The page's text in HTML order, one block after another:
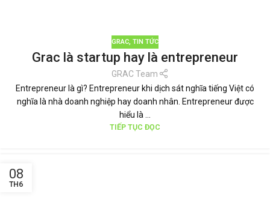
GRAC, TIN TỨC
Grac là startup hay là entrepreneur
GRAC Team
Entrepreneur là gì? Entrepreneur khi dịch sát nghĩa tiếng Việt có
nghĩa là nhà doanh nghiệp hay doanh nhân. Entrepreneur được
hiểu là ...
TIẾP TỤC ĐỌC
08
TH6